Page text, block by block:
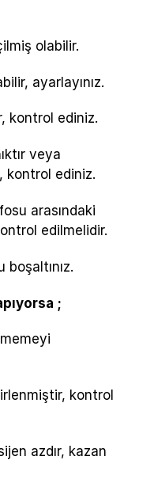
olabilir.
ayarlayınız.
kontrol ediniz.
veya
kontrol ediniz.
arasındaki
edilmelidir.
boşaltınız.
;
kontrol
azdır, kazan